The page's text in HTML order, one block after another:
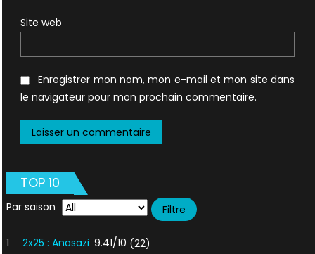
Site web
Enregistrer mon nom, mon e-mail et mon site dans
le navigateur pour mon prochain commentaire.
TOP 10
Par saison
1 2x25 : Anasazi 9.41/10 (22)